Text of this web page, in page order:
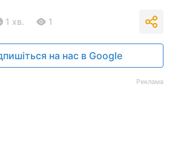
1 хв. 1
на нас в Google
Реклама